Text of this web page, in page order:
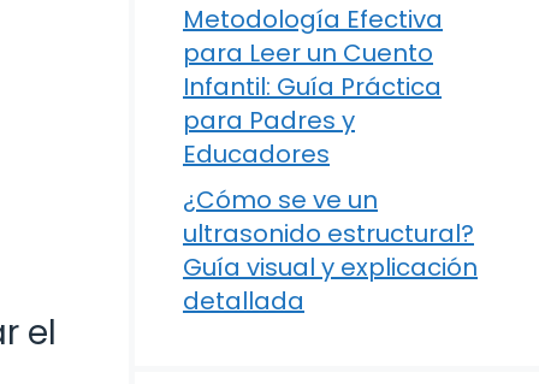
el
Metodología Efectiva
para Leer un Cuento
Infantil: Guía Práctica
para Padres y
Educadores
¿Cómo se ve un
ultrasonido estructural?
Guía visual y explicación
detallada